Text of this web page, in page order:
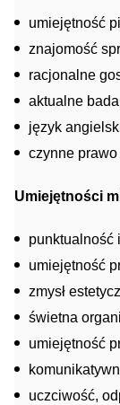
umiejętność
znajomość
racjonalne
aktualne
język
czynne
Umiejętności
punktualność
umiejętność
zmysł
świetna
umiejętność
uczciwość,